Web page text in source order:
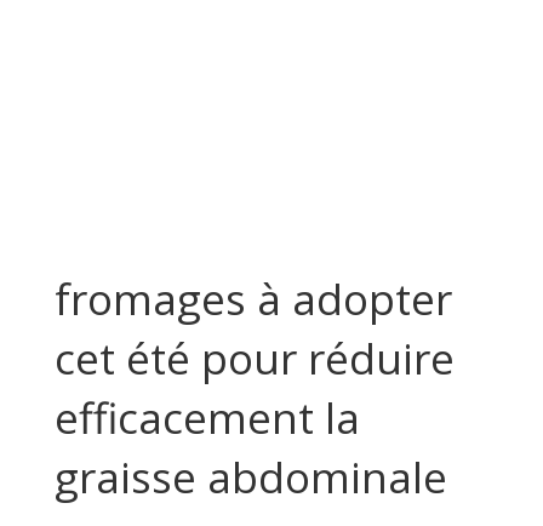
fromages à adopter
cet été pour réduire
efficacement la
graisse abdominale